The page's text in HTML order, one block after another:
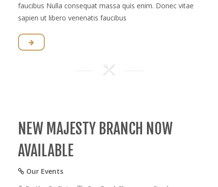
faucibus Nulla consequat massa quis enim. Donec vitae
sapien ut libero venenatis faucibus
NEW MAJESTY BRANCH NOW
AVAILABLE
Our Events